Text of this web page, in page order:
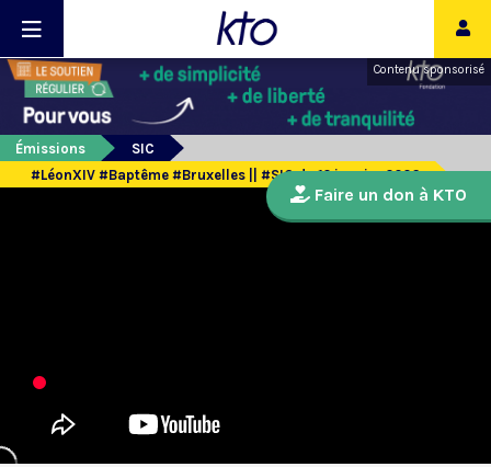
Contenu sponsorisé
Émissions
SIC
#LéonXIV #Baptême #Bruxelles || #SIC du 12 janvier 2026
Faire un don à KTO